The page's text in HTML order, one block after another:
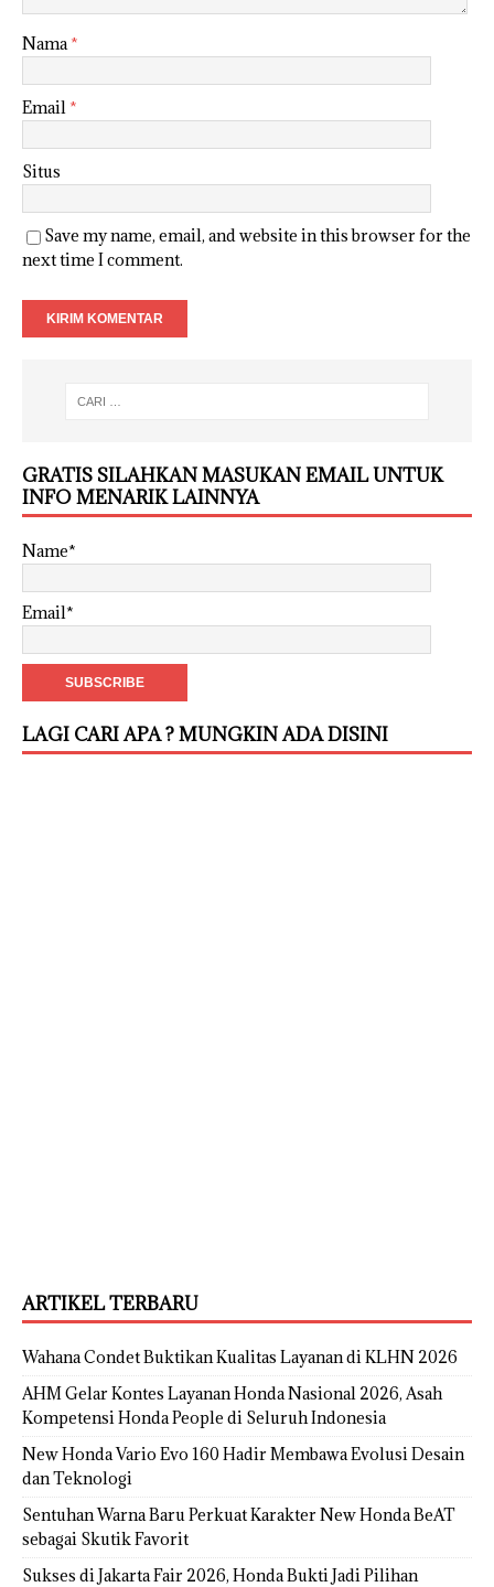
Nama*
Email *
Situs
Save my name, email, and website in this browser for the
next time I comment.
GRATIS SILAHKAN MASUKAN EMAIL UNTUK
INFO MENARIK LAINNYA
Name*
Email*
LAGI CARI APA ? MUNGKIN ADA DISINI
ARTIKEL TERBARU
Wahana Condet Buktikan Kualitas Layanan di KLHN 2026
AHM Gelar Kontes Layanan Honda Nasional 2026, Asah
Kompetensi Honda People di Seluruh Indonesia
New Honda Vario Evo 160 Hadir Membawa Evolusi Desain
dan Teknologi
Sentuhan Warna Baru Perkuat Karakter New Honda BeAT
sebagai Skutik Favorit
Sukses di Jakarta Fair 2026, Honda Bukti Jadi Pilihan